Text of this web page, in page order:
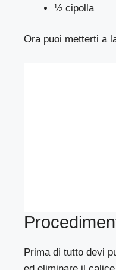
½ cipolla
Ora puoi metterti a
Prima di tutto devi